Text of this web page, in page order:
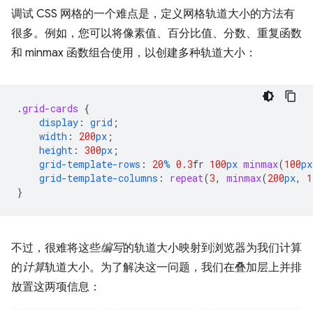
调试 CSS 网格的一个难点是，定义网格轨道大小的方法有
很多。例如，您可以将像素值、百分比值、分数、重复函数
和 minmax 函数组合使用，以创建多种轨道大小：
.grid-cards {
display : grid ;
width : 200px ;
height : 300px ;
grid-template-rows : 20% 0.3fr 100px minmax(100px
grid-template-columns : repeat(3, minmax(200px, 1
}
不过，很难将这些编写的轨道大小映射到浏览器为我们计算
的计算轨道大小。为了解决这一问题，我们在叠加层上并排
放置这两项信息：